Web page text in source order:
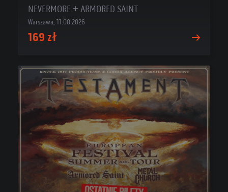
NEVERMORE + ARMORED SAINT
Warszawa, 11.08.2026
169 zł